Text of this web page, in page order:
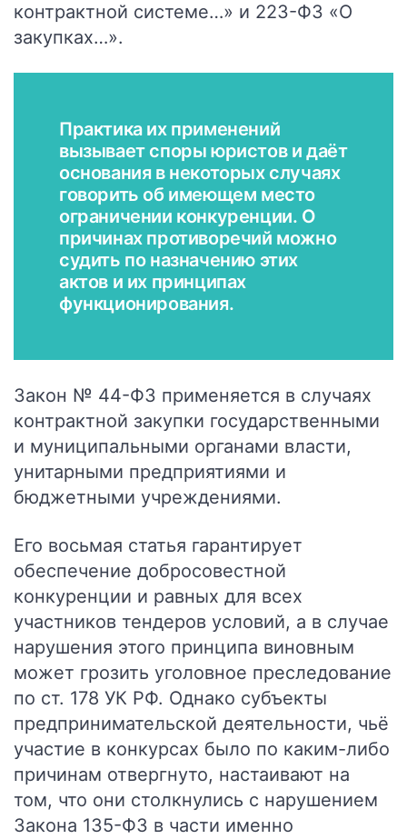
контрактной системе…» и 223-ФЗ «О
закупках…».
Практика их применений
вызывает споры юристов и даёт
основания в некоторых случаях
говорить об имеющем место
ограничении конкуренции. О
причинах противоречий можно
судить по назначению этих
актов и их принципах
функционирования.
Закон № 44-ФЗ применяется в случаях
контрактной закупки государственными
и муниципальными органами власти,
унитарными предприятиями и
бюджетными учреждениями.
Его восьмая статья гарантирует
обеспечение добросовестной
конкуренции и равных для всех
участников тендеров условий, а в случае
нарушения этого принципа виновным
может грозить уголовное преследование
по ст. 178 УК РФ. Однако субъекты
предпринимательской деятельности, чьё
участие в конкурсах было по каким-либо
причинам отвергнуто, настаивают на
том, что они столкнулись с нарушением
Закона 135-ФЗ в части именно